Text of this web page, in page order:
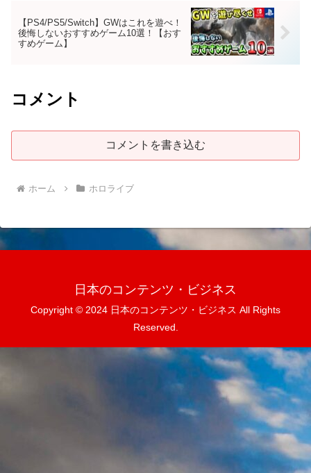
【PS4/PS5/Switch】GWはこれを遊べ！
後悔しないおすすめゲーム10選！【おす
すめゲーム】
コメント
コメントを書き込む
ホーム ホロライブ
日本のコンテンツ・ビジネス
Copyright © 2024 日本のコンテンツ・ビジネス All Rights
Reserved.